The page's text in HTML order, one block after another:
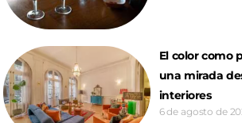
El color como
una mirada
interiores
6 de agosto de